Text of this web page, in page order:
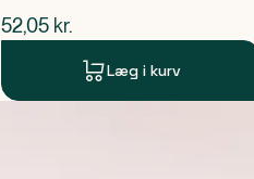
$nuværende pris
52,05 kr.
Læg i kurv